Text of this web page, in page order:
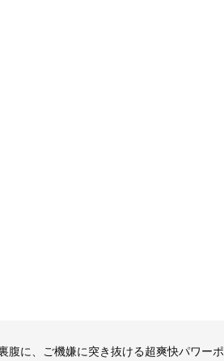
腹に、ご機嫌に突き抜ける超爽快パワーポ